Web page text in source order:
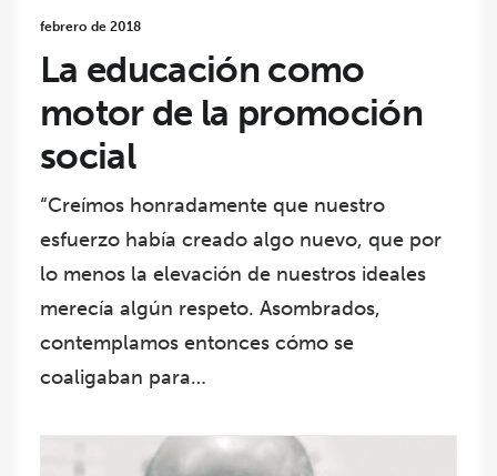
febrero de 2018
La educación como
motor de la promoción
social
“Creímos honradamente que nuestro
esfuerzo había creado algo nuevo, que por
lo menos la elevación de nuestros ideales
merecía algún respeto. Asombrados,
contemplamos entonces cómo se
coaligaban para…